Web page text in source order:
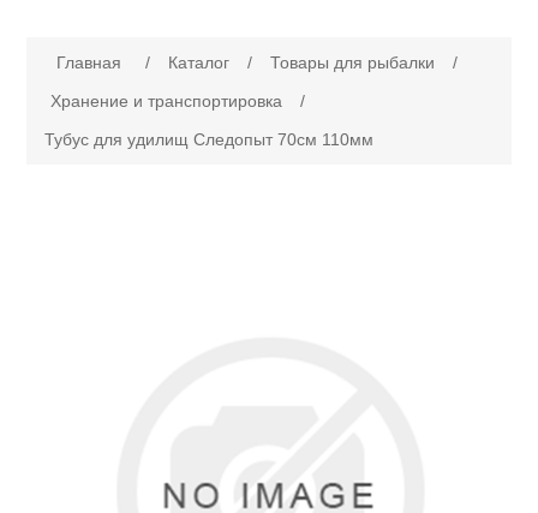
Каталог
Главная / Каталог / Товары для рыбалки
/
Хранение и транспортировка
/
Тубус для удилищ Следопыт 70см 110мм